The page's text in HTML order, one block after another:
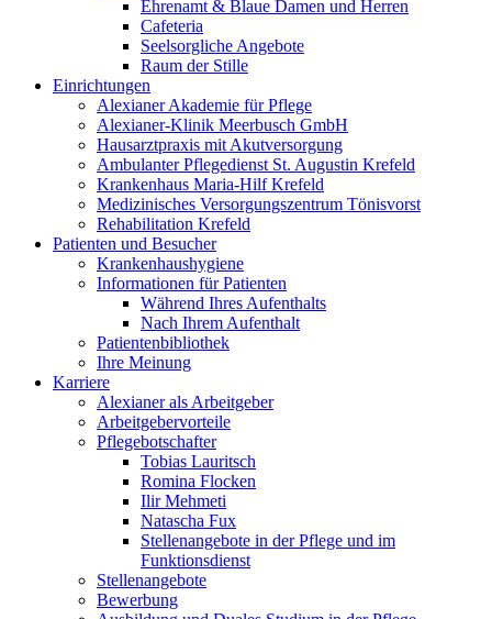
Ehrenamt & Blaue Damen und Herren
Cafeteria
Seelsorgliche Angebote
Raum der Stille
Einrichtungen
Alexianer Akademie für Pflege
Alexianer-Klinik Meerbusch GmbH
Hausarztpraxis mit Akutversorgung
Ambulanter Pflegedienst St. Augustin Krefeld
Krankenhaus Maria-Hilf Krefeld
Medizinisches Versorgungszentrum Tönisvorst
Rehabilitation Krefeld
Patienten und Besucher
Krankenhaushygiene
Informationen für Patienten
Während Ihres Aufenthalts
Nach Ihrem Aufenthalt
Patientenbibliothek
Ihre Meinung
Karriere
Alexianer als Arbeitgeber
Arbeitgebervorteile
Pflegebotschafter
Tobias Lauritsch
Romina Flocken
Ilir Mehmeti
Natascha Fux
Stellenangebote in der Pflege und im
Funktionsdienst
Stellenangebote
Bewerbung